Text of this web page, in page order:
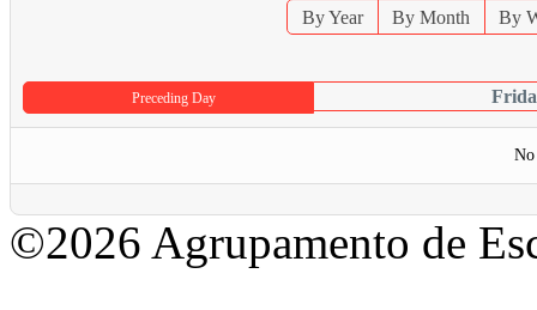
By Year By Month By
Preceding Day
No
©2026 Agrupamento de